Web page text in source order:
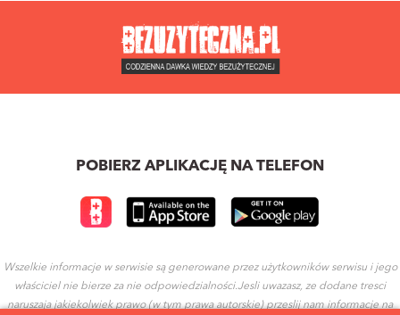
POBIERZ APLIKACJĘ NA TELEFON
Wszelkie informacje w serwisie są generowane przez użytkowników serwisu i jego
właściciel nie bierze za nie odpowiedzialności.Jesli uwazasz, ze dodane tresci
naruszaja jakiekolwiek prawo (w tym prawa autorskie) przeslij nam informacje na